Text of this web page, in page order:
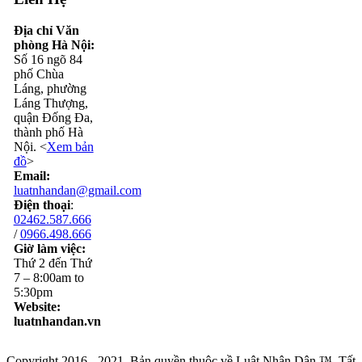
Địa chỉ Văn
phòng Hà Nội:
Số 16 ngõ 84
phố Chùa
Láng, phường
Láng Thượng,
quận Đống Đa,
thành phố Hà
Nội. <Xem bản
đồ>
Email:
luatnhandan@gmail.com
Điện thoại:
02462.587.666
/0966.498.666
Giờ làm việc:
Thứ 2 đến Thứ
7 – 8:00am to
5:30pm
Website:
luatnhandan.vn